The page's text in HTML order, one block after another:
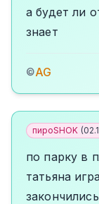
а будет ли
знает
©AG
пироSHOK (
по парку в
татьяна